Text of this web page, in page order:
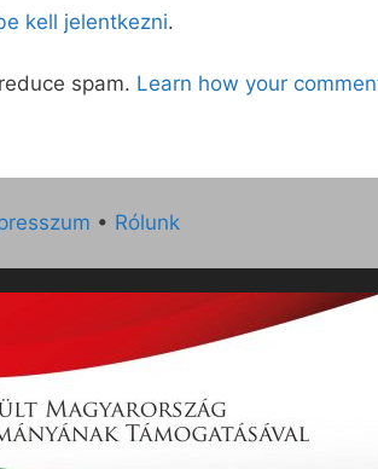
kell jelentkezni.
spam. Learn how your
• Rólunk